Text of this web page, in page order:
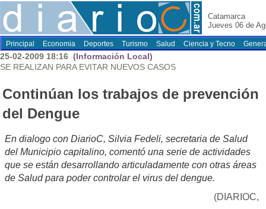
Catamarca
Jueves 06 de
Principal Economia Deportes Turismo Salud Ciencia y Tecno
25-02-2009 18:16 (Información Local)
SE REALIZAN PARA EVITAR NUEVOS CASOS
Continúan los trabajos de prevención
del Dengue
En dialogo con DiarioC, Silvia Fedeli, secretaria de Salud
del Municipio capitalino, comentó una serie de actividades
que se están desarrollando articuladamente con otras áreas
de Salud para poder controlar el virus del dengue.
(DIARIOC,